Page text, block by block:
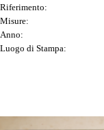
Riferimento:
Misure:
Anno:
Luogo di Stampa: